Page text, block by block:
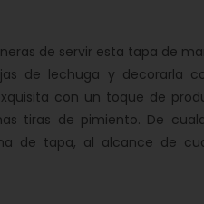
de servir esta tapa de
de lechuga y decorarla
con un toque de
tiras de pimiento. De
de tapa, al alcance de